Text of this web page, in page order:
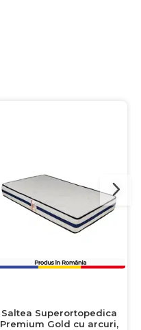
Saltea Superortopedica
Premium Gold cu arcuri,